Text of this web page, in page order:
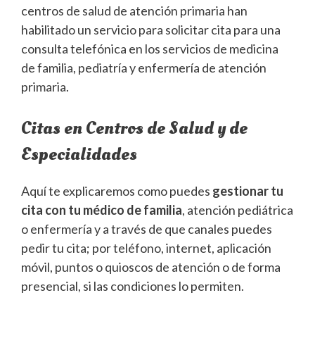
centros de salud de atención primaria han
habilitado un servicio para solicitar cita para una
consulta telefónica en los servicios de medicina
de familia, pediatría y enfermería de atención
primaria.
Citas en Centros de Salud y de
Especialidades
Aquí te explicaremos como puedes gestionar tu
cita con tu médico de familia, atención pediátrica
o enfermería y a través de que canales puedes
pedir tu cita; por teléfono, internet, aplicación
móvil, puntos o quioscos de atención o de forma
presencial, si las condiciones lo permiten.